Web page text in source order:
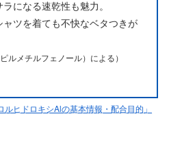
になる速乾性も魅力。
ツを着ても不快なベタつきが
ルメチルフェノール）による）
ヒドロキシAlの基本情報・配合目的」